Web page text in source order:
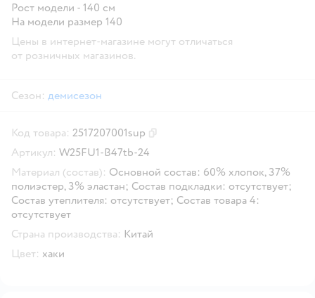
Рост модели - 140 см
На модели размер 140
Цены в интернет-магазине могут отличаться
от розничных магазинов.
Сезон: демисезон
Код товара: 2517207001sup
Артикул: W25FU1-B47tb-24
Материал (состав): Основной состав: 60% хлопок, 37%
полиэстер, 3% эластан; Состав подкладки: отсутствует;
Состав утеплителя: отсутствует; Состав товара 4:
отсутствует
Страна производства: Китай
Цвет: хаки